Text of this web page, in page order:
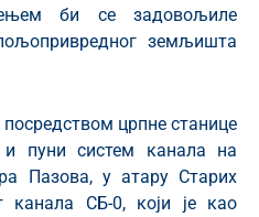
би се задовољиле
земљишта
црпне станице
и пуни систем канала на
Пазова, у атару Старих
канала СБ-0, који је као